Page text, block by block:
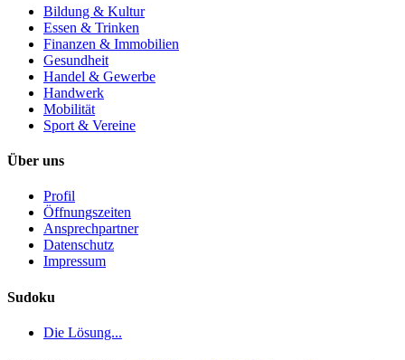
Bildung & Kultur
Essen & Trinken
Finanzen & Immobilien
Gesundheit
Handel & Gewerbe
Handwerk
Mobilität
Sport & Vereine
Über uns
Profil
Öffnungszeiten
Ansprechpartner
Datenschutz
Impressum
Sudoku
Die Lösung...